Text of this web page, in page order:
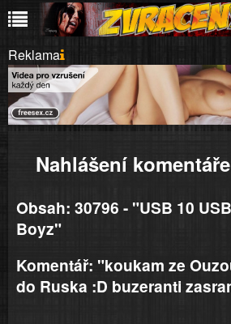
Reklama
Nahlášení komentáře
Obsah: 30796 - "USB 10
Boyz"
Komentář: "koukam ze
do Ruska :D buzeranti